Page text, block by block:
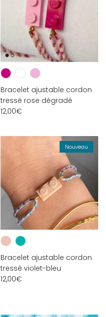
Bracelet ajustable cordon
tressé rose dégradé
12,00€
Nouveau
Bracelet ajustable cordon
tressé violet-bleu
12,00€